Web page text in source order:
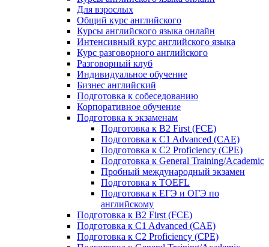
Для взрослых
Общий курс английского
Курсы английского языка онлайн
Интенсивный курс английского языка
Курс разговорного английского
Разговорный клуб
Индивидуальное обучение
Бизнес английский
Подготовка к собеседованию
Корпоративное обучение
Подготовка к экзаменам
Подготовка к B2 First (FCE)
Подготовка к C1 Advanced (CAE)
Подготовка к C2 Proficiency (CPE)
Подготовка к General Training/Academic
Пробный международный экзамен
Подготовка к TOEFL
Подготовка к ЕГЭ и ОГЭ по
английскому
Подготовка к B2 First (FCE)
Подготовка к C1 Advanced (CAE)
Подготовка к C2 Proficiency (CPE)